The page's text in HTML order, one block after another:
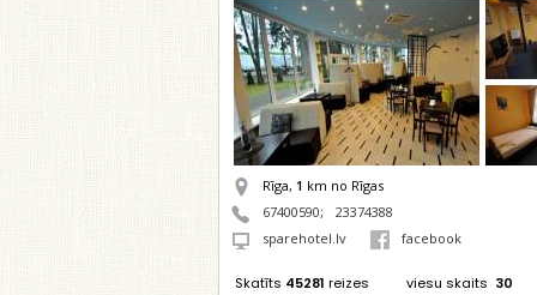
Rīga, 1 km no Rīgas
67400590;
23374388
sparehotel.lv
facebook
Skatīts 45281 reizes viesu skaits 30